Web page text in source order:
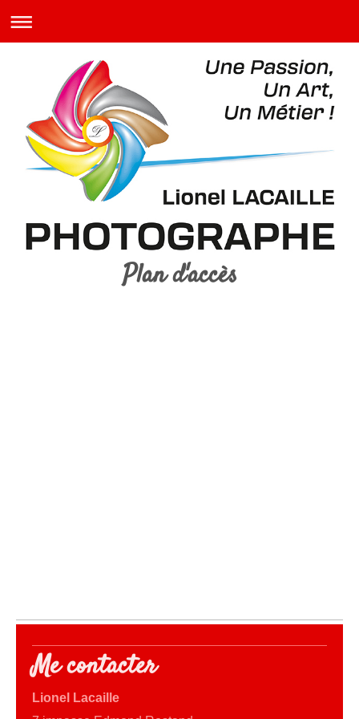
Plan d'accès
Me contacter
Lionel Lacaille